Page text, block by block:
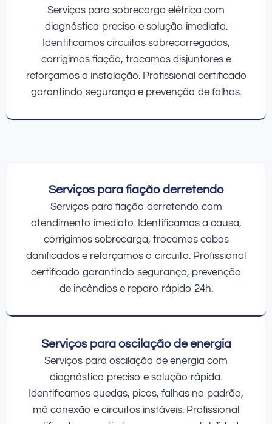
Serviços para sobrecarga elétrica com
diagnóstico preciso e solução imediata.
Identificamos circuitos sobrecarregados,
corrigimos fiação, trocamos disjuntores e
reforçamos a instalação. Profissional certificado
garantindo segurança e prevenção de falhas.
Serviços para fiação derretendo
Serviços para fiação derretendo com
atendimento imediato. Identificamos a causa,
corrigimos sobrecarga, trocamos cabos
danificados e reforçamos o circuito. Profissional
certificado garantindo segurança, prevenção
de incêndios e reparo rápido 24h.
Serviços para oscilação de energia
Serviços para oscilação de energia com
diagnóstico preciso e solução rápida.
Identificamos quedas, picos, falhas no padrão,
má conexão e circuitos instáveis. Profissional